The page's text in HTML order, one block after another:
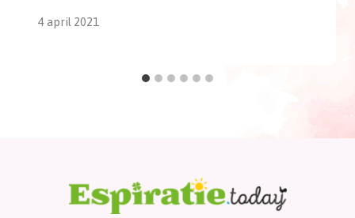
4 april 2021